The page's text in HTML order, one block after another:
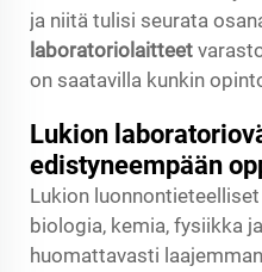
ja niitä tulisi seurata
laboratoriolaitteet
on saatavilla kunkin
Lukion
edistyneempään
Lukion
biologia, kemia, fysiikka
huomattavasti